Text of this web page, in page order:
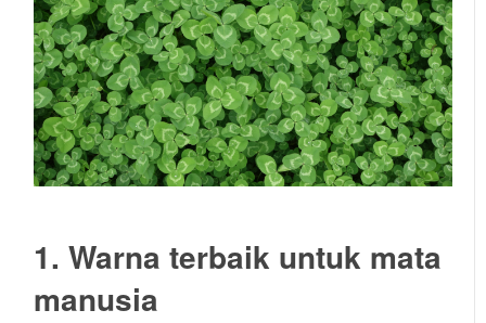
1. Warna terbaik untuk mata
manusia